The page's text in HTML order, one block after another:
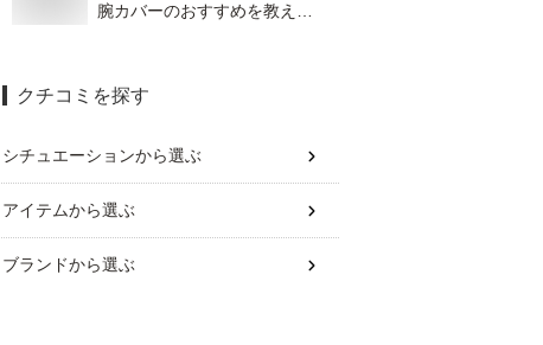
腕カバーのおすすめを教え
クチコミを探す
シチュエーションから選ぶ
アイテムから選ぶ
ブランドから選ぶ